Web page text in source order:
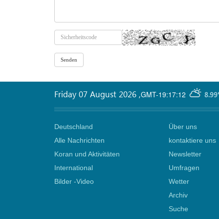
GMT-19:17:12
Friday 07 August 2026 ,
Deutschland
Alle Nachrichten
Koran und Aktivitäten
International
Bilder -Video
Über uns
kontaktiere uns
Newsletter
Umfragen
Wetter
Archiv
Suche